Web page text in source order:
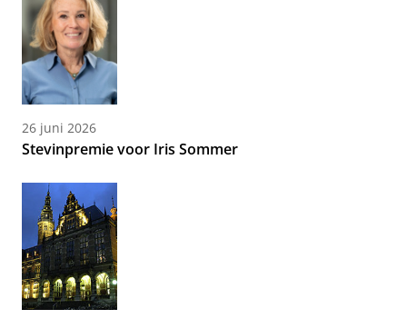
26 juni 2026
Stevinpremie voor Iris Sommer